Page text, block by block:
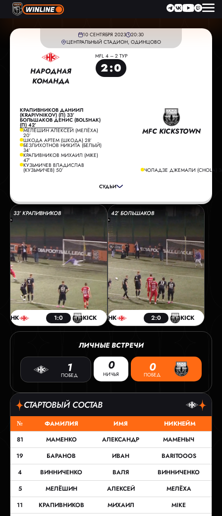
10 СЕНТЯБРЯ 2023
20:30
ЦЕНТРАЛЬНЫЙ СТАДИОН, ОДИНЦОВО
НАРОДНАЯ
КОМАНДА
КРАПИВНИКОВ ДАНИИЛ
(KRAPIVNIKOV) (П) 33’
БОЛЬШАКОВ ДЕНИС (BOLSHAK)
(П) 42’
МЕЛЁШИН АЛЕКСЕЙ (МЕЛЁХА)
20’
ШКОДА АРТЕМ (ШКОДА) 28’
БЕЗЛИХОТНОВ НИКИТА (БЕЛЫЙ)
34’
КРАПИВНИКОВ МИХАИЛ (MIKE)
47’
КУЗЬМИЧЕВ ВЛАДИСЛАВ
(КУЗЬМИЧЕВ) 50’
MFL 4 – 2 ТУР
2:0
СУДЬИ
ЧОЛАДЗЕ ДЖЕМАЛИ (CHOLA)
MFC KICKSTOWN
ГЛАВНЫЙ СУДЬЯ:
ПОМОЩНИК СУДЬИ:
АРХИПОВ ВЛАДИМИР
РЕЗЕРВНЫЙ СУДЬЯ:ФИЛИМОНОВ АЛЕКСАНДР
33’ КРАПИВНИКОВ
НК 1:0 KICK
42’ БОЛЬШАКОВ
НК 2:0 KICK
ЛИЧНЫЕ ВСТРЕЧИ
1
ПОБЕД
0
НИЧЬЯ 0
ПОБЕД
СТАРТОВЫЙ СОСТАВ
№ ФАМИЛИЯ ИМЯ
НИКНЕЙМ
81
МАМЕНКО АЛЕКСАНДР
МАМЕНЫЧ
19
БАРАНОВ ИВАН
BARITOOOS
4
ВИННИЧЕНКО ВАЛЯ
ВИННИЧЕНКО
5
МЕЛЁШИН АЛЕКСЕЙ
МЕЛЁХА
11
КРАПИВНИКОВ МИХАИЛ
MIKE